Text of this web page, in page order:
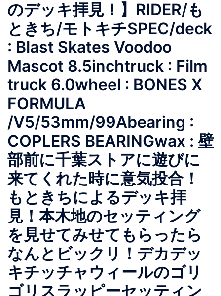
のデッキ拝見！】RIDER/も
ときち/モトキチSPEC/deck
: Blast Skates Voodoo
Mascot 8.5inchtruck : Film
truck 6.0wheel : BONES X
FORMULA
/V5/53mm/99Abearing :
COPLERS BEARINGwax : 壁
部前に千葉ストアに遊びに
来てくれた時に意気投合！
もときちによるデッキ拝
見！本木地のセッティング
を見せてみせてもらったら
なんとビックリ！デカデッ
キチッチャウィールのゴリ
ゴリスラッピーセッティン